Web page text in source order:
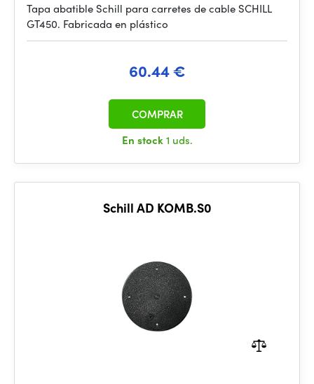
Tapa abatible Schill para carretes de cable SCHILL
GT450. Fabricada en plástico
60.44 €
En stock1 uds.
COMPRAR
Schill AD KOMB.S0